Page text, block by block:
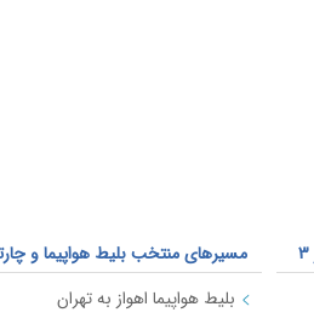
مسیرهای منتخب بلیط هواپیما و
بلیط هواپیما اهواز به تهران